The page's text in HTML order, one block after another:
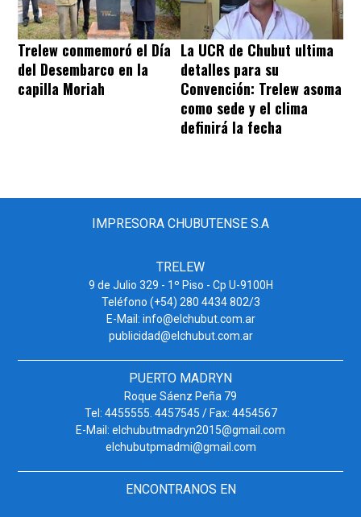
Trelew conmemoró el Día
del Desembarco en la
capilla Moriah
La UCR de Chubut ultima
detalles para su
Convención: Trelew asoma
como sede y el clima
definirá la fecha
IMPRESORA CHUBUTENSE S.A
TRELEW
9 de Julio 329 - 1º Piso - Cp U-9100H
Teléfono (+54) 280 4434 802/3
E-Mail: info@elchubut.com.ar
publicidad@elchubut.com.ar
PUERTO MADRYN
Roque Sáenz Peña 79
Tel: 4455555. 4457545 / Fax: 4454567
E-Mail: elchubutmadryn2015@gmail.com
elchubutpmadmi@gmail.com
ENCONTRANOS EN